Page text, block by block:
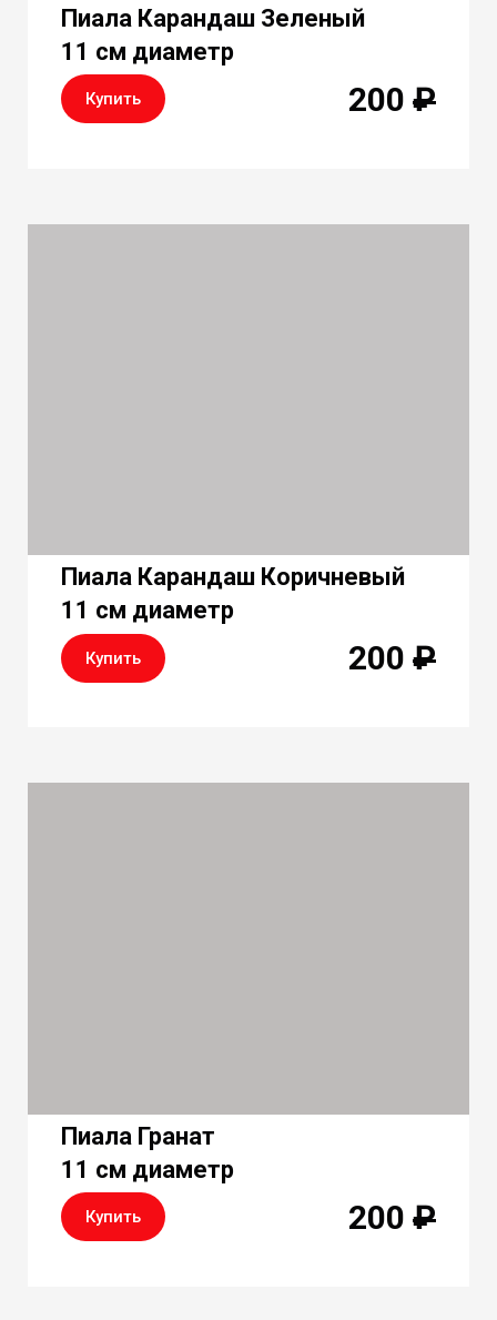
Пиала Карандаш Зеленый
11 см диаметр
Купить 200 ₽
Пиала Карандаш Коричневый
11 см диаметр
Купить 200 ₽
Пиала Гранат
11 см диаметр
Купить 200 ₽